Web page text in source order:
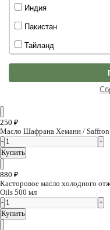
Organic Altay
Baidyanath
Biotique
INDIALE
Indibird
Jiva
Khadi
Индия
Пакистан
Тайланд
250 ₽
Масло Шафрана Хемани /
Купить
880 ₽
Касторовое масло холодного
Oils 500 мл
Купить